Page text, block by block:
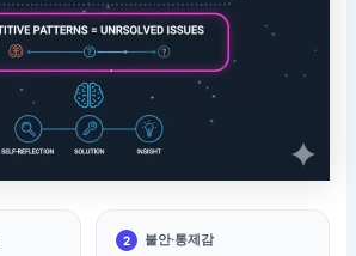
2 불안·통제감